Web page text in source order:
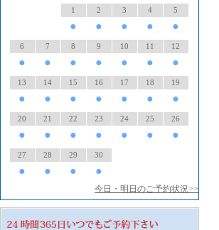
1
●
2
●
3
●
4
●
5
●
6
●
7
●
8
●
9
●
10
●
11
●
12
●
13
●
14
●
15
●
16
●
17
●
18
●
19
●
20
●
21
●
22
●
23
●
24
●
25
●
26
●
27
●
28
●
29
●
30
●
今日・明日のご予約状況>>